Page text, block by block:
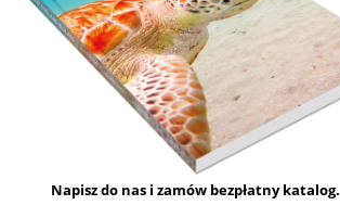
Napisz do nas i zamów bezpłatny katalog.